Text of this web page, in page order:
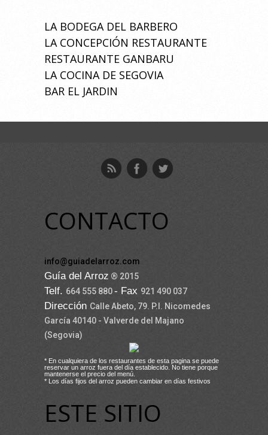
LA BODEGA DEL BARBERO
LA CONCEPCIÓN RESTAURANTE
RESTAURANTE GANBARU
LA COCINA DE SEGOVIA
BAR EL JARDIN
CONTACTO
info@guiadelarroz.com
Guía del Arroz ® 2015
Telf. 664 555 880- Fax 921 490 037
Dirección Calle Abeto, 79. P.I. Nicomedes
García 40140 - Valverde del Majano
(Segovia)
* En cualquiera de los restaurantes de esta pagina se puede
reservar un arroz fuera del día establecido. No tiene porque
mantenerse el precio del menú.
* Los días fijos del arroz pueden cambiar en días festivos
ESTE SITIO